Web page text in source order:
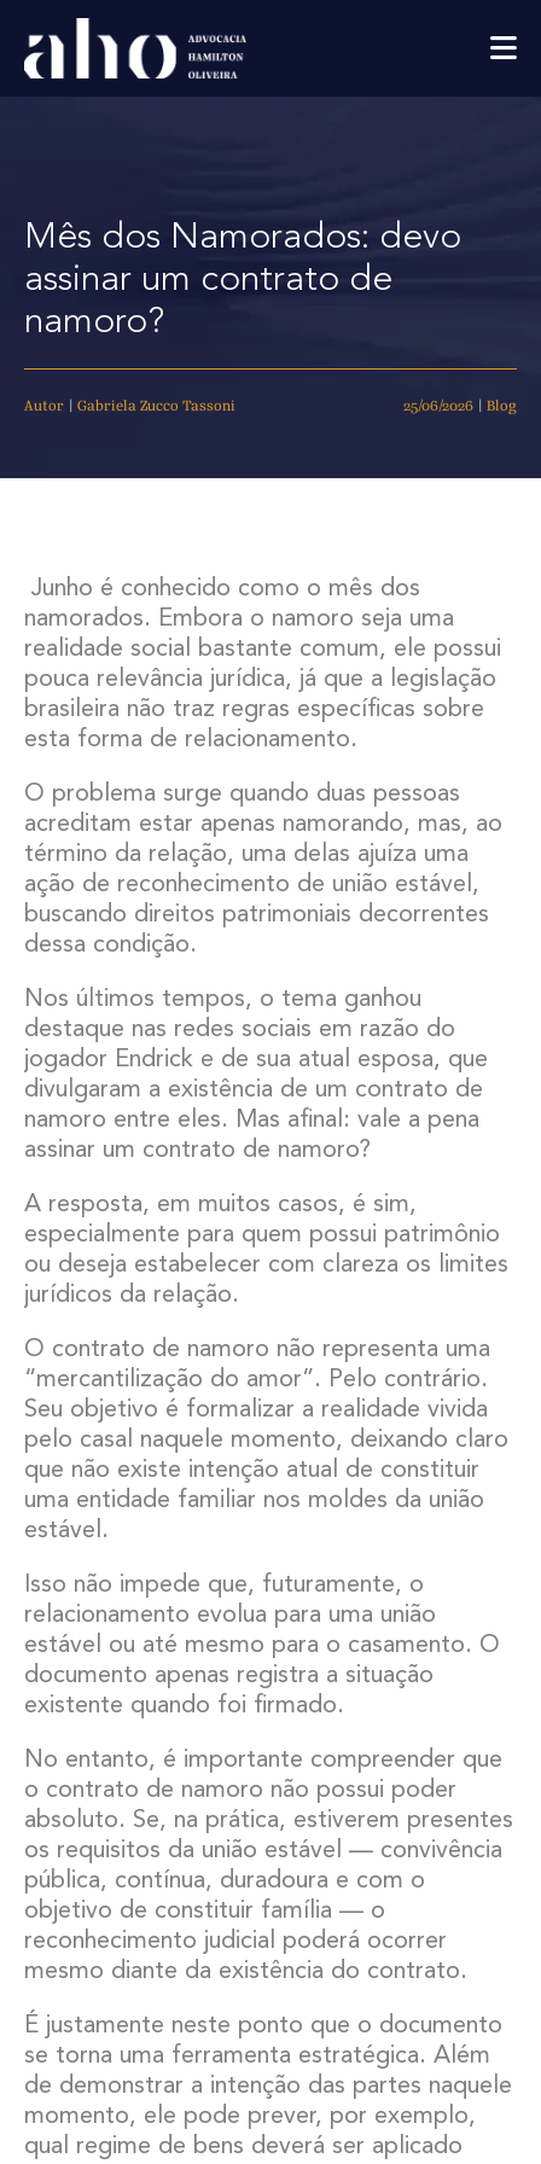
Mês dos Namorados: devo
assinar um contrato de
namoro?
Autor | Gabriela Zucco Tassoni 25/06/2026 | Blog
Junho é conhecido como o mês dos
namorados. Embora o namoro seja uma
realidade social bastante comum, ele possui
pouca relevância jurídica, já que a legislação
brasileira não traz regras específicas sobre
esta forma de relacionamento.
O problema surge quando duas pessoas
acreditam estar apenas namorando, mas, ao
término da relação, uma delas ajuíza uma
ação de reconhecimento de união estável,
buscando direitos patrimoniais decorrentes
dessa condição.
Nos últimos tempos, o tema ganhou
destaque nas redes sociais em razão do
jogador Endrick e de sua atual esposa, que
divulgaram a existência de um contrato de
namoro entre eles. Mas afinal: vale a pena
assinar um contrato de namoro?
A resposta, em muitos casos, é sim,
especialmente para quem possui patrimônio
ou deseja estabelecer com clareza os limites
jurídicos da relação.
O contrato de namoro não representa uma
“mercantilização do amor”. Pelo contrário.
Seu objetivo é formalizar a realidade vivida
pelo casal naquele momento, deixando claro
que não existe intenção atual de constituir
uma entidade familiar nos moldes da união
estável.
Isso não impede que, futuramente, o
relacionamento evolua para uma união
estável ou até mesmo para o casamento. O
documento apenas registra a situação
existente quando foi firmado.
No entanto, é importante compreender que
o contrato de namoro não possui poder
absoluto. Se, na prática, estiverem presentes
os requisitos da união estável — convivência
pública, contínua, duradoura e com o
objetivo de constituir família — o
reconhecimento judicial poderá ocorrer
mesmo diante da existência do contrato.
É justamente neste ponto que o documento
se torna uma ferramenta estratégica. Além
de demonstrar a intenção das partes naquele
momento, ele pode prever, por exemplo,
qual regime de bens deverá ser aplicado